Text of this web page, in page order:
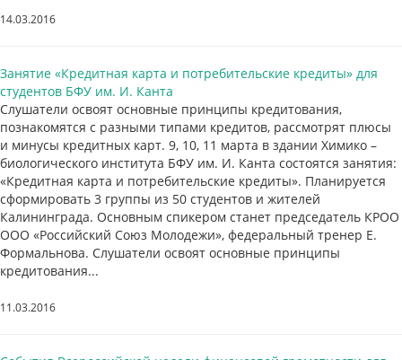
14.03.2016
Занятие «Кредитная карта и потребительские кредиты» для
студентов БФУ им. И. Канта
Слушатели освоят основные принципы кредитования,
познакомятся с разными типами кредитов, рассмотрят плюсы
и минусы кредитных карт. 9, 10, 11 марта в здании Химико –
биологического института БФУ им. И. Канта состоятся занятия:
«Кредитная карта и потребительские кредиты». Планируется
сформировать 3 группы из 50 студентов и жителей
Калининграда. Основным спикером станет председатель КРОО
ООО «Российский Союз Молодежи», федеральный тренер Е.
Формальнова. Слушатели освоят основные принципы
кредитования...
11.03.2016